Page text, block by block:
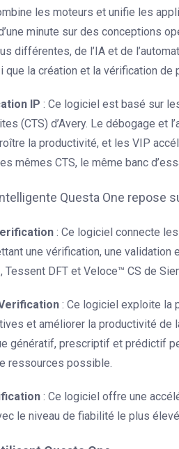
les moteurs et unifie les
minute sur des conceptions
différentes, de l’IA et de
la création et la vérification de
IP : Ce logiciel est basé sur
(CTS) d’Avery. Le débogage et
la productivité, et les VIP
mêmes CTS, le même banc
Questa One repose
: Ce logiciel connecte
une vérification, une
DFT et Veloce™ CS de
: Ce logiciel exploite la
et améliorer la productivité
génératif, prescriptif et prédictif
ressources possible.
: Ce logiciel offre une
le niveau de fiabilité le plus élevé.